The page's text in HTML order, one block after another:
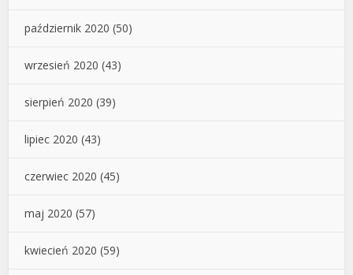
październik 2020 (50)
wrzesień 2020 (43)
sierpień 2020 (39)
lipiec 2020 (43)
czerwiec 2020 (45)
maj 2020 (57)
kwiecień 2020 (59)